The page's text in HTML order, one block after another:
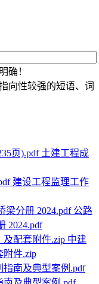
确！
向性较强的短语、词
土建工程成
建设工程监理工作
公路
2024.pdf
中建
附件.zip